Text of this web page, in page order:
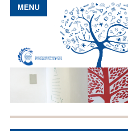
Pular para o conteúdo principal
MENU